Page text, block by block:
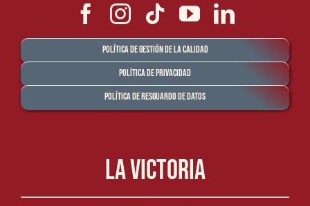
Política de Gestión de la Calidad
Política de Privacidad
Política de Resguardo de Datos
La Victoria